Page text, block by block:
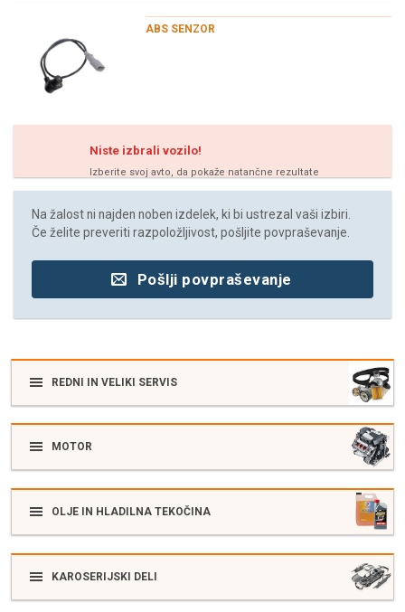
ABS SENZOR
Niste izbrali vozilo!
Izberite svoj avto, da pokaže natančne rezultate
Na žalost ni najden noben izdelek, ki bi ustrezal vaši izbiri.
Če želite preveriti razpoložljivost, pošljite povpraševanje.
Pošlji povpraševanje
REDNI IN VELIKI SERVIS
MOTOR
OLJE IN HLADILNA TEKOČINA
KAROSERIJSKI DELI